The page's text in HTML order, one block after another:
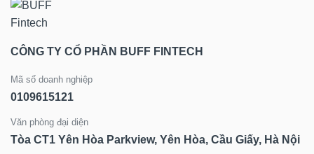
tư
CÔNG TY CỔ PHẦN BUFF FINTECH
Mã số doanh nghiệp
0109615121
Văn phòng đại diện
Tòa CT1 Yên Hòa Parkview, Yên Hòa, Cầu Giấy, Hà Nội